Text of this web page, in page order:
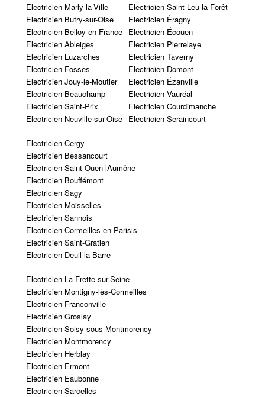
Electricien Marly-la-Ville
Electricien Butry-sur-Oise
Electricien Belloy-en-France
Electricien Ableiges
Electricien Luzarches
Electricien Fosses
Electricien Jouy-le-Moutier
Electricien Beauchamp
Electricien Saint-Prix
Electricien Neuville-sur-Oise
Electricien Saint-Leu-la-Forêt
Electricien Éragny
Electricien Écouen
Electricien Pierrelaye
Electricien Taverny
Electricien Domont
Electricien Ézanville
Electricien Vauréal
Electricien Courdimanche
Electricien Seraincourt
Electricien Cergy
Electricien Bessancourt
Electricien Saint-Ouen-lAumône
Electricien Bouffémont
Electricien Sagy
Electricien Moisselles
Electricien Sannois
Electricien Cormeilles-en-Parisis
Electricien Saint-Gratien
Electricien Deuil-la-Barre
Electricien La Frette-sur-Seine
Electricien Montigny-lès-Cormeilles
Electricien Franconville
Electricien Groslay
Electricien Soisy-sous-Montmorency
Electricien Montmorency
Electricien Herblay
Electricien Ermont
Electricien Eaubonne
Electricien Sarcelles